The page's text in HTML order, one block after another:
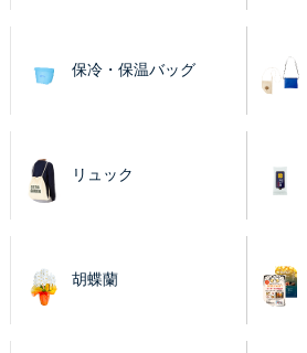
保冷・保温バッグ
リュック
胡蝶蘭